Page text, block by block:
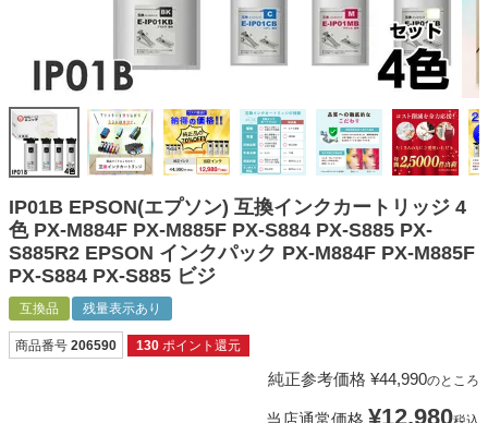
お店の紹介
ご利用ガイド
よくある質問
会員専用商品
説明書ダウンロード
IP01B EPSON(エプソン) 互換インクカートリッジ 4
色 PX-M884F PX-M885F PX-S884 PX-S885 PX-
S885R2 EPSON インクパック PX-M884F PX-M885F
PX-S884 PX-S885 ビジ
互換品 残量表示あり
商品番号 206590 130 ポイント還元
純正参考価格 ¥44,990のところ
¥12,980